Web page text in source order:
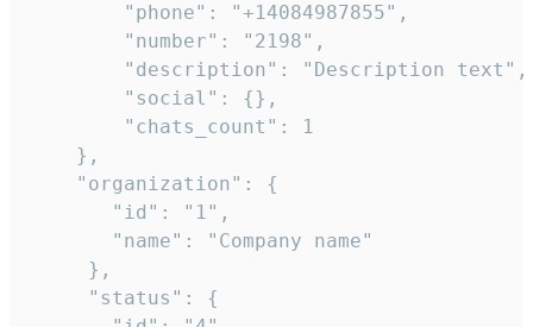
        "phone": "+14084987855",
        "number": "2198",
        "description": "Description text",
        "social": {},
        "chats_count": 1
    },
    "organization": {
       "id": "1",
       "name": "Company name"
     },
     "status": {